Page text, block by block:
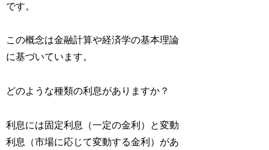
です。
この概念は金融計算や経済学の基本理論
に基づいています。
どのような種類の利息がありますか？
利息には固定利息（一定の金利）と変動
利息（市場に応じて変動する金利）があ